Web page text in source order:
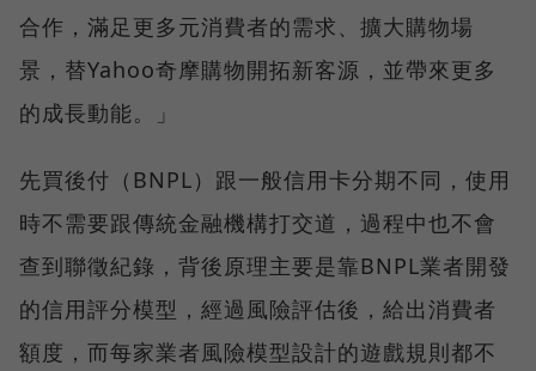
合作，滿足更多元消費者的需求、擴大購物場
景，替Yahoo奇摩購物開拓新客源，並帶來更多
的成長動能。」
先買後付（BNPL）跟一般信用卡分期不同，使用
時不需要跟傳統金融機構打交道，過程中也不會
查到聯徵紀錄，背後原理主要是靠BNPL業者開發
的信用評分模型，經過風險評估後，給出消費者
額度，而每家業者風險模型設計的遊戲規則都不